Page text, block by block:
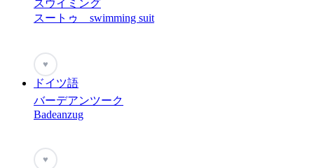
スウイミング
スートゥ swimming suit
♥
ドイツ語
バーデアンツーク
Badeanzug
♥